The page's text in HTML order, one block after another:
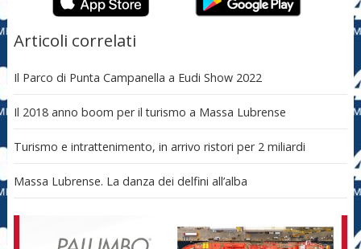
Articoli correlati
Il Parco di Punta Campanella a Eudi Show 2022
Il 2018 anno boom per il turismo a Massa Lubrense
Turismo e intrattenimento, in arrivo ristori per 2 miliardi
Massa Lubrense. La danza dei delfini all’alba